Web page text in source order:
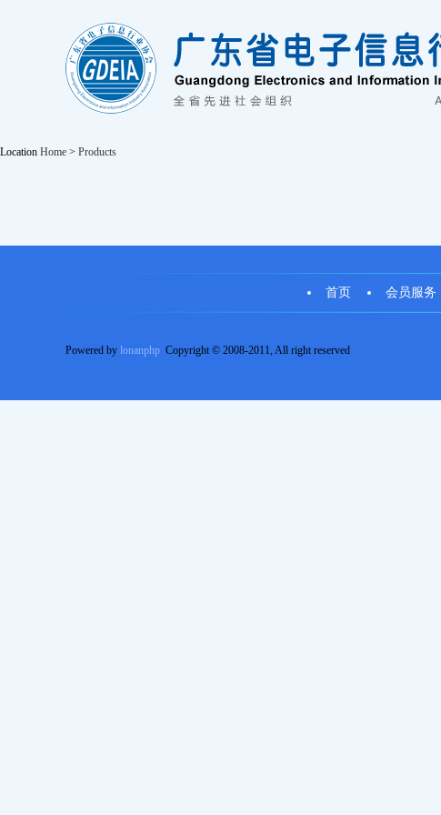
Location Home > Products
首页 会员服务
Powered by lonanphp Copyright © 2008-2011, All right reserved